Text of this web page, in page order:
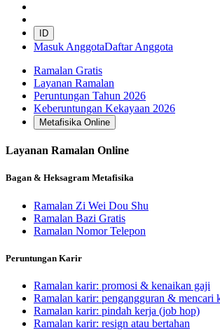
ID
Masuk AnggotaDaftar Anggota
Ramalan Gratis
Layanan Ramalan
Peruntungan Tahun 2026
Keberuntungan Kekayaan 2026
Metafisika Online
Layanan Ramalan Online
Bagan & Heksagram Metafisika
Ramalan Zi Wei Dou Shu
Ramalan Bazi Gratis
Ramalan Nomor Telepon
Peruntungan Karir
Ramalan karir: promosi & kenaikan gaji
Ramalan karir: pengangguran & mencari
Ramalan karir: pindah kerja (job hop)
Ramalan karir: resign atau bertahan